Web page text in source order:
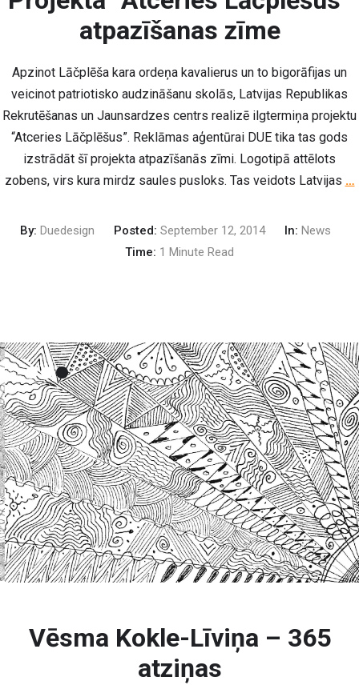
atpazīšanas zīme
Apzinot Lāčplēša kara ordeņa kavalierus un to bigorāfijas un
veicinot patriotisko audzināšanu skolās, Latvijas Republikas
Rekrutēšanas un Jaunsardzes centrs realizē ilgtermiņa projektu
“Atceries Lāčplēšus”. Reklāmas aģentūrai DUE tika tas gods
izstrādāt šī projekta atpazīšanās zīmi. Logotipā attēlots
zobens, virs kura mirdz saules pusloks. Tas veidots Latvijas …
By: Duedesign Posted: September 12, 2014 In: News
Time: 1 Minute Read
Vēsma Kokle-Līviņa – 365
atziņas